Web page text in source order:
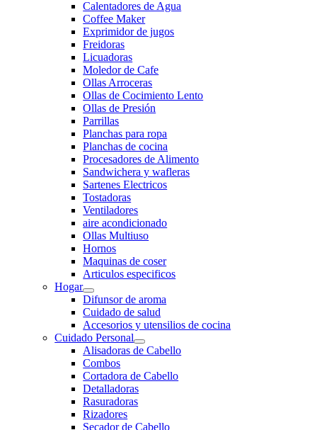
Calentadores de Agua
Coffee Maker
Exprimidor de jugos
Freidoras
Licuadoras
Moledor de Cafe
Ollas Arroceras
Ollas de Cocimiento Lento
Ollas de Presión
Parrillas
Planchas para ropa
Planchas de cocina
Procesadores de Alimento
Sandwichera y wafleras
Sartenes Electricos
Tostadoras
Ventiladores
aire acondicionado
Ollas Multiuso
Hornos
Maquinas de coser
Articulos especificos
Hogar
Difunsor de aroma
Cuidado de salud
Accesorios y utensilios de cocina
Cuidado Personal
Alisadoras de Cabello
Combos
Cortadora de Cabello
Detalladoras
Rasuradoras
Rizadores
Secador de Cabello